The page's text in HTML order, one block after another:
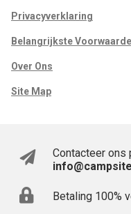
Privacyverklaring
Belangrijkste
Over Ons
Site Map
Contacteer ons
Betaling 100%